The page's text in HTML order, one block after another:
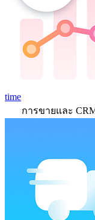
time
การขายและ